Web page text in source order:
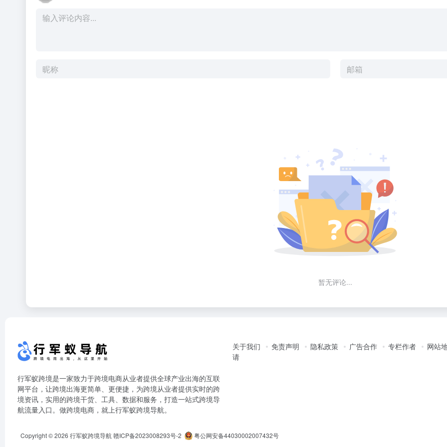
暂无评论...
行军蚁跨境是一家致力于跨境电商从业者提供全球产业出海的互联
网平台，让跨境出海更简单、更便捷，为跨境从业者提供实时的跨
境资讯，实用的跨境干货、工具、数据和服务，打造一站式跨境导
航流量入口。做跨境电商，就上行军蚁跨境导航。
关于我们 免责声明 隐私政策 广告合作 专栏作者
网站
请
Copyright © 2026 行军蚁跨境导航赣ICP备2023008293号-2 粤公网安备44030002007432号